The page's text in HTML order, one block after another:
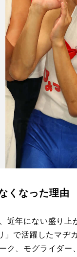
くなった理由
近年にない盛り上
」で活躍したマヂ
ク、モグライダ